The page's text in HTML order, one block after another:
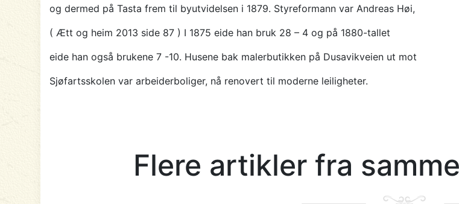
og dermed på Tasta frem til byutvidelsen i 1879. Styreformann var Andreas Høi,
( Ætt og heim 2013 side 87 ) I 1875 eide han bruk 28 – 4 og på 1880-tallet
eide han også brukene 7 -10. Husene bak malerbutikken på Dusavikveien ut mot
Sjøfartsskolen var arbeiderboliger, nå renovert til moderne leiligheter.
Flere artikler fra